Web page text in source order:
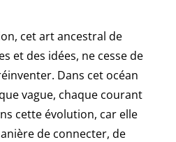
cet art ancestral de
et des idées, ne cesse de
Dans cet océan
vague, chaque courant
cette évolution, car elle
de connecter, de